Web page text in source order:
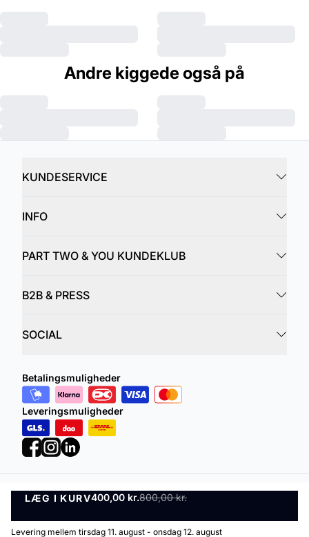
LÆG I KURV400,00 kr.800,00 kr.
LÆG I KURV
Levering mellem tirsdag 11. august - onsdag 12. august
Andre kiggede også på
KUNDESERVICE
INFO
PART TWO & YOU KUNDEKLUB
B2B & PRESS
SOCIAL
Betalingsmuligheder
Leveringsmuligheder
Privatlivspolitik Vilkår og betingelser
©DK Company Online A/S 2026